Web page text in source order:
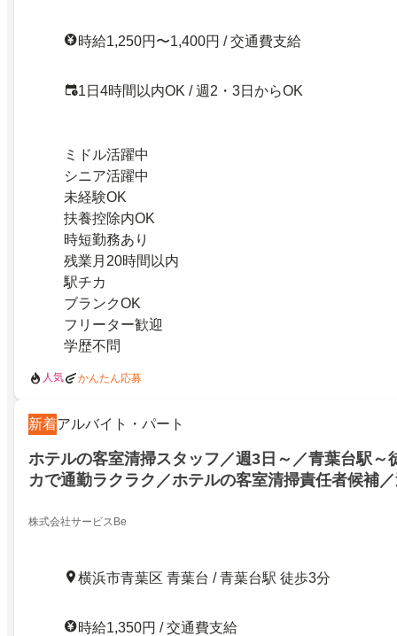
時給1,250円〜1,400円 / 交通費支給
1日4時間以内OK / 週2・3日からOK
ミドル活躍中
シニア活躍中
未経験OK
扶養控除内OK
時短勤務あり
残業月20時間以内
駅チカ
ブランクOK
フリーター歓迎
学歴不問
人気 かんたん応募
新着アルバイト・パート
ホテルの客室清掃スタッフ／週3日～／青葉台駅～
カで通勤ラクラク／ホテルの客室清掃責任者候補
株式会社サービスBe
横浜市青葉区 青葉台 / 青葉台駅 徒歩3分
時給1,350円 / 交通費支給